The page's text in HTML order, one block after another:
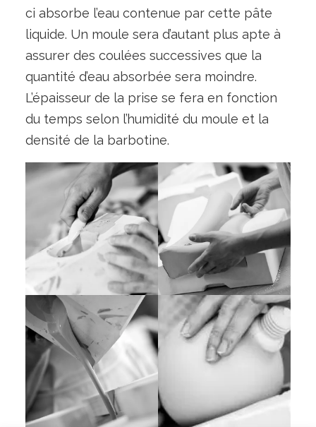
ci absorbe l’eau contenue par cette pâte
liquide. Un moule sera d’autant plus apte à
assurer des coulées successives que la
quantité d’eau absorbée sera moindre.
L’épaisseur de la prise se fera en fonction
du temps selon l’humidité du moule et la
densité de la barbotine.